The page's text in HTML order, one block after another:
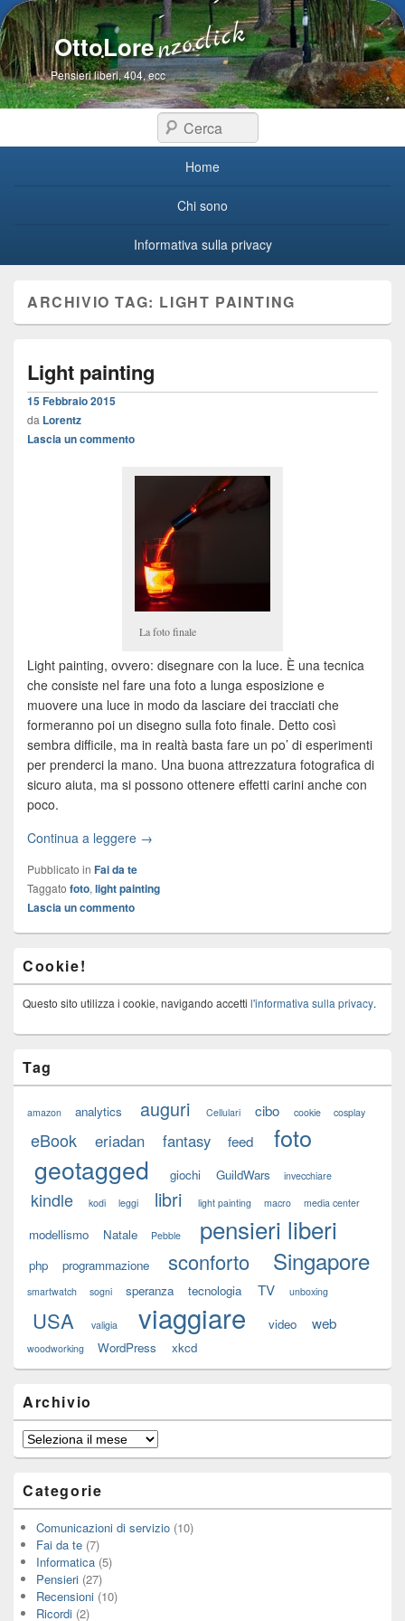
OttoLore
Pensieri liberi, 404, ecc
Cerca
Home
Chi sono
Informativa sulla privacy
ARCHIVIO TAG: LIGHT PAINTING
Light painting
15 Febbraio 2015
da Lorentz
Lascia un commento
La foto finale
Light painting, ovvero: disegnare con la luce. È una tecnica
che consiste nel fare una foto a lunga esposizione e
muovere una luce in modo da lasciare dei tracciati che
formeranno poi un disegno sulla foto finale. Detto così
sembra difficile, ma in realtà basta fare un po’ di esperimenti
per prenderci la mano. Una buona attrezzatura fotografica di
sicuro aiuta, ma si possono ottenere effetti carini anche con
poco.
Continua a leggere →
Pubblicato in Fai da te
Taggato foto, light painting
Lascia un commento
Cookie!
Questo sito utilizza i cookie, navigando accetti l'informativa sulla privacy.
Tag
amazon analytics auguri Cellulari cibo cookie cosplay
eBook eriadan fantasy feed foto
geotagged giochi GuildWars invecchiare
kindle kodi leggi libri light painting macro media center
modellismo Natale Pebble pensieri liberi
php programmazione sconforto Singapore
smartwatch sogni speranza tecnologia TV unboxing
USA valigia viaggiare video web
woodworking WordPress xkcd
Archivio
Archivio
Categorie
Comunicazioni di servizio (10)
Fai da te (7)
Informatica (5)
Pensieri (27)
Recensioni (10)
Ricordi (2)